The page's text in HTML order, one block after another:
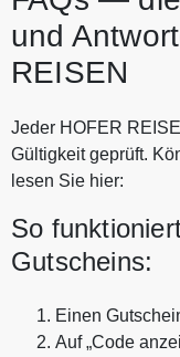
und
REISEN
Jeder HOFER
Gültigkeit geprüft.
lesen Sie hier:
So
Gutscheins:
Einen
Auf „Code